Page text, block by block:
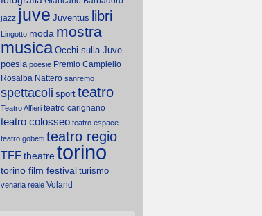
jazz juve Juventus libri
Lingotto moda mostra
musica Occhi sulla Juve
poesia poesie Premio Campiello
Rosalba Nattero sanremo
spettacoli sport teatro
Teatro Alfieri teatro carignano
teatro colosseo teatro espace
teatro gobetti teatro regio
TFFtheatretorino
torino film festival turismo
venaria reale Voland